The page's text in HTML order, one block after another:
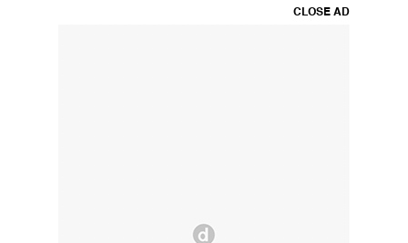
CLOSE AD